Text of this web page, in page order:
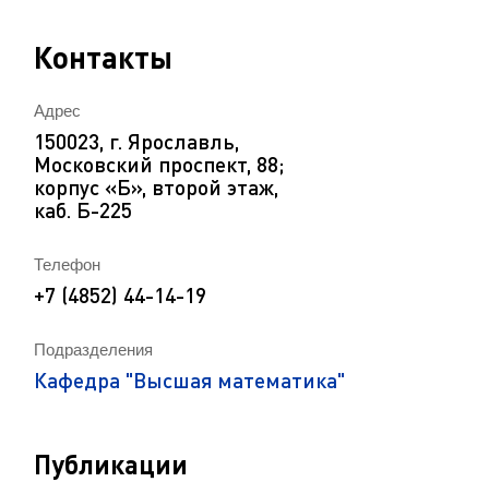
Подразделения
Кафедра "Высшая математика"
Публикации
Контакты
Адрес
150023, г. Ярославль,
Московский проспект, 88;
корпус «Б», второй этаж,
каб. Б-225
Телефон
+7 (4852) 44-14-19